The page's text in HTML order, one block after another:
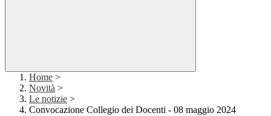
Home >
Novità >
Le notizie >
Convocazione Collegio dei Docenti - 08 maggio 2024